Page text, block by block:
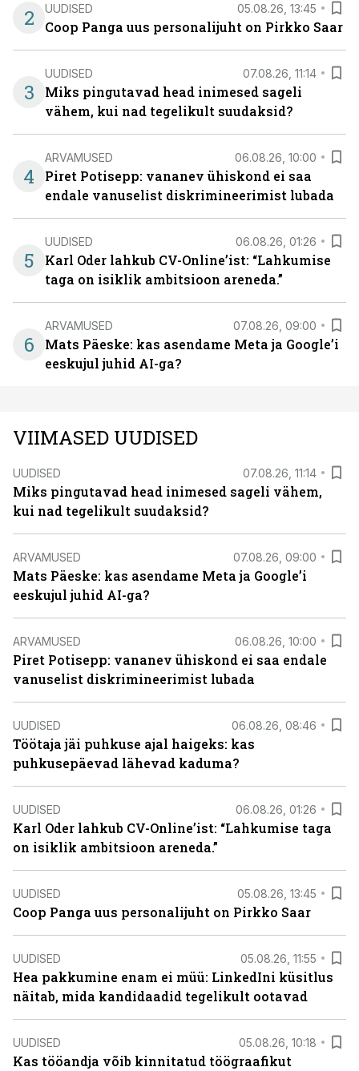
2 UUDISED 05.08.26, 13:45
Coop Panga uus personalijuht on Pirkko Saar
3
UUDISED 07.08.26, 11:14
Miks pingutavad head inimesed sageli
vähem, kui nad tegelikult suudaksid?
4
ARVAMUSED 06.08.26, 10:00
Piret Potisepp: vananev ühiskond ei saa
endale vanuselist diskrimineerimist lubada
5
UUDISED 06.08.26, 01:26
Karl Oder lahkub CV-Online’ist: “Lahkumise
taga on isiklik ambitsioon areneda.”
6
ARVAMUSED 07.08.26, 09:00
Mats Päeske: kas asendame Meta ja Google’i
eeskujul juhid AI-ga?
VIIMASED UUDISED
UUDISED 07.08.26, 11:14
Miks pingutavad head inimesed sageli vähem,
kui nad tegelikult suudaksid?
ARVAMUSED 07.08.26, 09:00
Mats Päeske: kas asendame Meta ja Google’i
eeskujul juhid AI-ga?
ARVAMUSED 06.08.26, 10:00
Piret Potisepp: vananev ühiskond ei saa endale
vanuselist diskrimineerimist lubada
UUDISED 06.08.26, 08:46
Töötaja jäi puhkuse ajal haigeks: kas
puhkusepäevad lähevad kaduma?
UUDISED 06.08.26, 01:26
Karl Oder lahkub CV-Online’ist: “Lahkumise taga
on isiklik ambitsioon areneda.”
UUDISED 05.08.26, 13:45
Coop Panga uus personalijuht on Pirkko Saar
UUDISED 05.08.26, 11:55
Hea pakkumine enam ei müü: LinkedIni küsitlus
näitab, mida kandidaadid tegelikult ootavad
UUDISED 05.08.26, 10:18
Kas tööandja võib kinnitatud töögraafikut